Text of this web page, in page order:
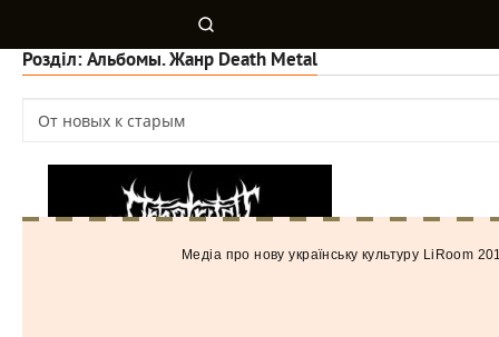
Розділ: Альбомы. Жанр Death Metal
Медiа про нову українську культуру LiRoom